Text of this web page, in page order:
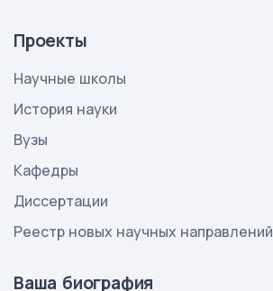
Проекты
Научные школы
История науки
Вузы
Кафедры
Диссертации
Реестр новых научных направлений
Ваша биография